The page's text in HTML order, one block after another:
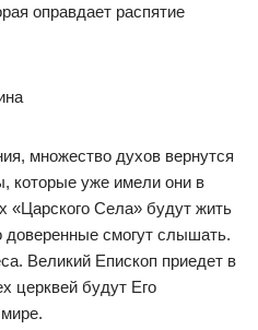
оправдает распятие
множество духов вернутся
которые уже имели они в
«Царского Села» будут жить
доверенные смогут слышать.
Великий Епископ приедет в
церквей будут Его